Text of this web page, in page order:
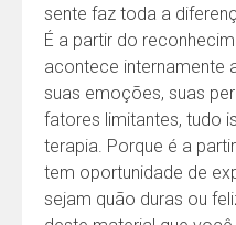
sente faz toda a
É a partir do
acontece internamente
suas emoções, suas
fatores limitantes, tudo
terapia. Porque é a
tem oportunidade de
sejam quão duras ou